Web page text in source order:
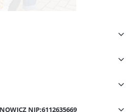
NIP:6112635669